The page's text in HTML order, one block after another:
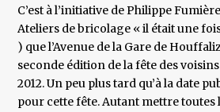
C’est à l’initiative de Philippe
Ateliers de bricolage « il était une
) que l’Avenue de la Gare de
seconde édition de la fête des
2012. Un peu plus tard qu’à la date
pour cette fête. Autant mettre toutes